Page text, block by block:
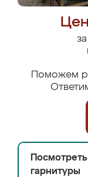
за
Поможем
гарнитуры